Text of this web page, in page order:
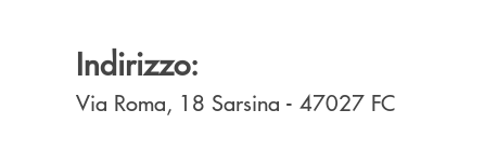
Indirizzo:
Via Roma, 18 Sarsina - 47027 FC